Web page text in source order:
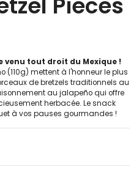
tout droit du Mexique !
(110g) mettent à l'honneur le plus
de bretzels traditionnels au
au jalapeño qui offre
herbacée. Le snack
à vos pauses gourmandes !